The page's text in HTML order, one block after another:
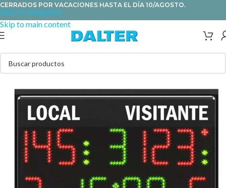
Skip to navigation
Skip to main content
CERRADOS POR VACACIONES HASTA EL DÍA 10/AGOSTO.